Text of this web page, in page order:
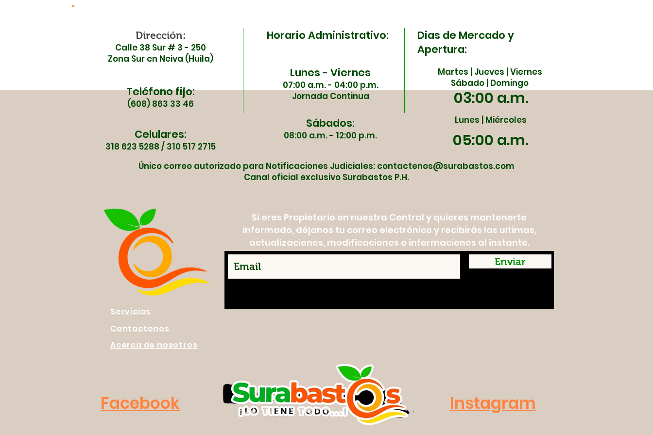
45 por falta de
garantías en seguridad
vial
jornada especial
Dirección:
Calle 38 Sur # 3 - 250
Zona Sur en Neiva (Huila)
Teléfono fijo:
(608) 863 33 46
Martes | Jueves | Viernes
Sábado | Domingo
Dias de Mercado y
Apertura:
Horario Administrativo:
Lunes - Viernes
07:00 a.m. - 04:00 p.m.
Jornada Continua
Sábados:
08:00 a.m. - 12:00 p.m.
03:00 a.m.
Lunes | Miércoles
05:00 a.m.
Celulares:
318 623 5288 / 310 517 2715
Único correo autorizado para Notificaciones Judiciales: contactenos@surabastos.com
Canal oficial exclusivo Surabastos P.H.
Servicios
Contactenos
Acerca de nosotros
Si eres Propietario en nuestra Central y quieres mantenerte
informado, déjanos tu correo electrónico y recibirás las ultimas,
actualizaciones, modificaciones o informaciones al instante.
Enviar
Facebook Instagram